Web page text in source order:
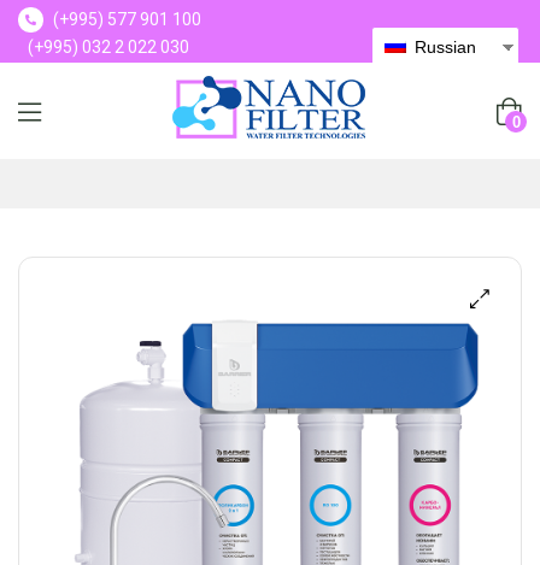
(+995) 577 901 100
(+995) 032 2 022 030
Russian
0
🔍